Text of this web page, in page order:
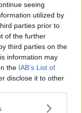
seeing
utilized by
parties prior to
of the further
third parties on the
information may
the IAB’s List of
disclose it to other
termică